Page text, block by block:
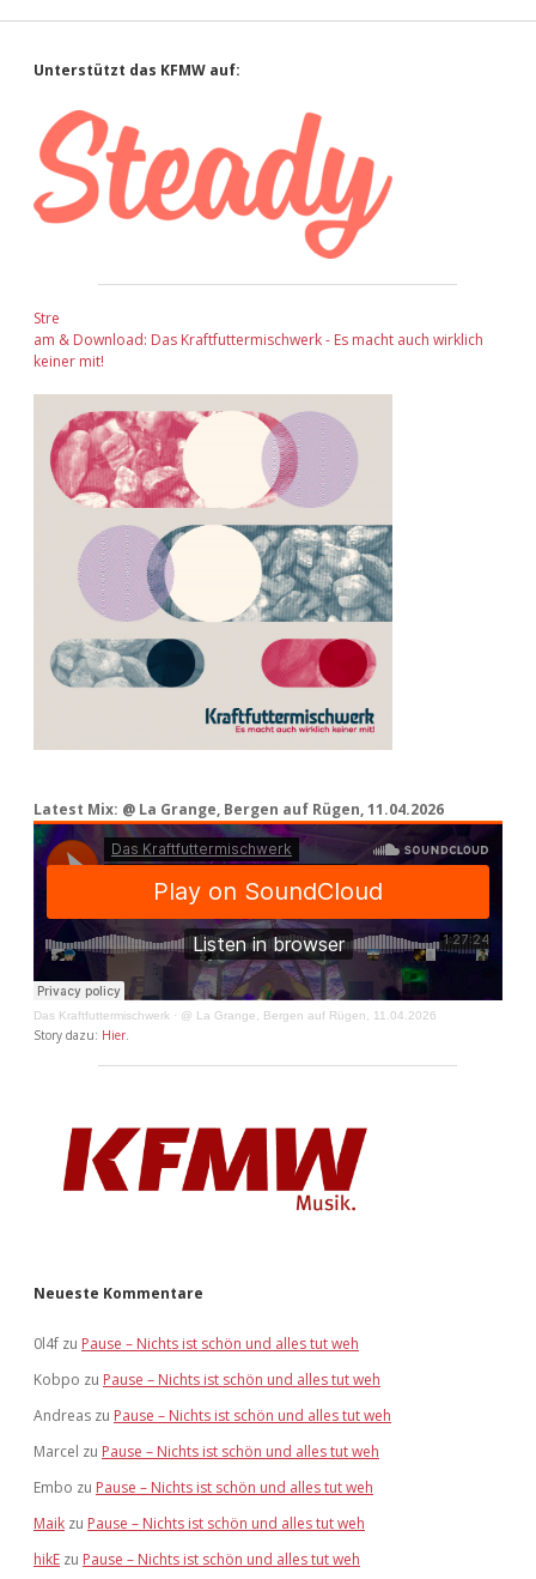
Sidebar
Unterstützt das KFMW auf:
Stre
am & Download: Das Kraftfuttermischwerk - Es macht auch wirklich
keiner mit!
Latest Mix: @ La Grange, Bergen auf Rügen, 11.04.2026
Das Kraftfuttermischwerk · @ La Grange, Bergen auf Rügen, 11.04.2026
Story dazu: Hier.
Neueste Kommentare
0l4f zu Pause – Nichts ist schön und alles tut weh
Kobpo zu Pause – Nichts ist schön und alles tut weh
Andreas zu Pause – Nichts ist schön und alles tut weh
Marcel zu Pause – Nichts ist schön und alles tut weh
Embo zu Pause – Nichts ist schön und alles tut weh
Maik zu Pause – Nichts ist schön und alles tut weh
hikE zu Pause – Nichts ist schön und alles tut weh